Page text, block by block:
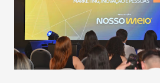
contaminação maior que outros
secretário. Segundo ele, é uma
contaminação alta, podendo gerar
população e ao sistema de saúde.
estratificação do risco da doença,